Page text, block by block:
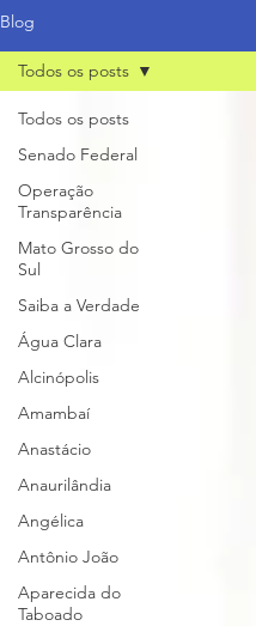
Blog
Todos os posts
Senado Federal
Operação
Transparência
Mato Grosso do
Sul
Saiba a Verdade
Água Clara
Alcinópolis
Amambaí
Anastácio
Anaurilândia
Angélica
Antônio João
Aparecida do
Taboado
Todos os posts